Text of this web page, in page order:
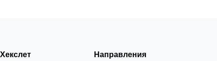
Хекслет Направления